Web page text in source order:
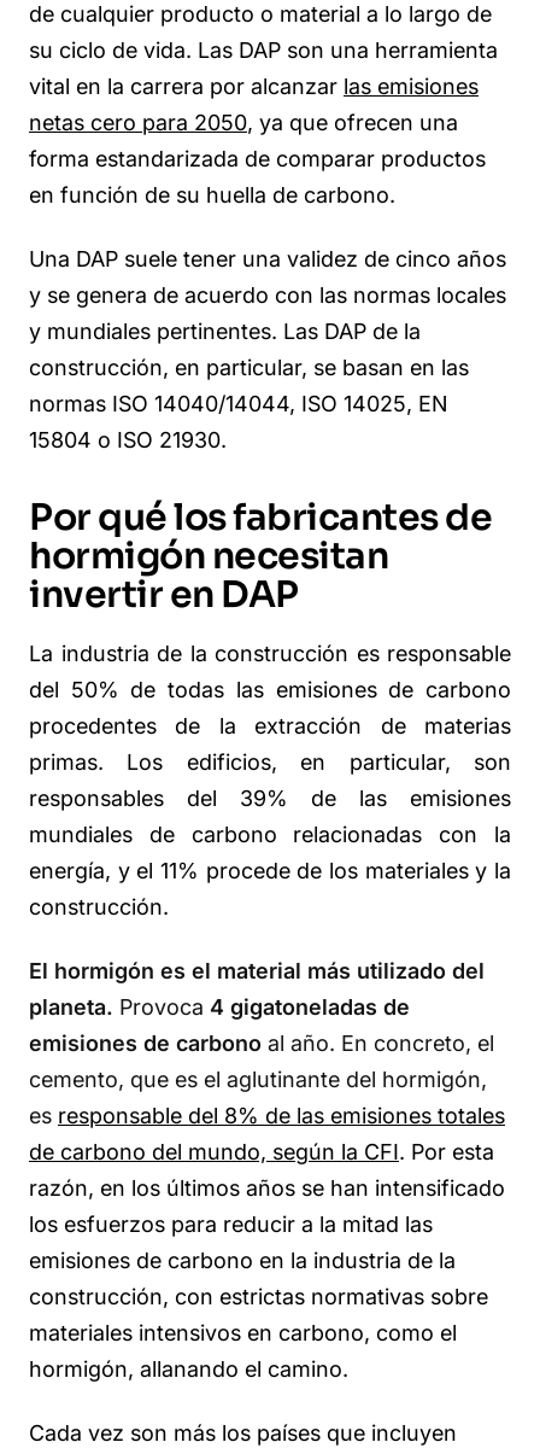
de cualquier producto o material a lo largo de
su ciclo de vida. Las DAP son una herramienta
vital en la carrera por alcanzar las emisiones
netas cero para 2050, ya que ofrecen una
forma estandarizada de comparar productos
en función de su huella de carbono.
Una DAP suele tener una validez de cinco años
y se genera de acuerdo con las normas locales
y mundiales pertinentes. Las DAP de la
construcción, en particular, se basan en las
normas ISO 14040/14044, ISO 14025, EN
15804 o ISO 21930.
Por qué los fabricantes de
hormigón necesitan
invertir en DAP
La industria de la construcción es responsable
del 50% de todas las emisiones de carbono
procedentes de la extracción de materias
primas. Los edificios, en particular, son
responsables del 39% de las emisiones
mundiales de carbono relacionadas con la
energía, y el 11% procede de los materiales y la
construcción.
El hormigón es el material más utilizado del
planeta. Provoca 4 gigatoneladas de
emisiones de carbono al año. En concreto, el
cemento, que es el aglutinante del hormigón,
es responsable del 8% de las emisiones totales
de carbono del mundo, según la CFI. Por esta
razón, en los últimos años se han intensificado
los esfuerzos para reducir a la mitad las
emisiones de carbono en la industria de la
construcción, con estrictas normativas sobre
materiales intensivos en carbono, como el
hormigón, allanando el camino.
Cada vez son más los países que incluyen